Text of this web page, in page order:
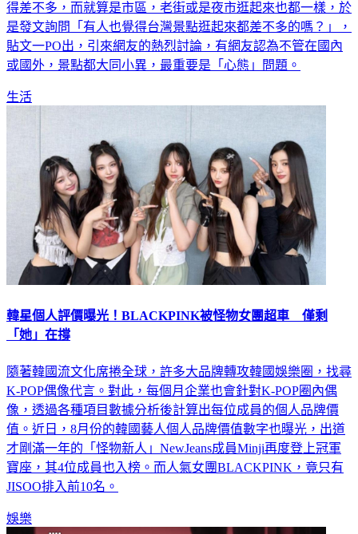
得差不多，而就算是市區，老街或是夜市逛起來也都一樣，於
是發文詢問「有人也覺得台灣景點逛起來都差不多的嗎？」，
貼文一PO出，引來網友的熱烈討論，有網友認為不管在國內
或國外，景點都大同小異，最重要是「心態」問題。
生活
韓星個人評價曝光！BLACKPINK被怪物女團超車 僅剩
「她」在撐
隨著韓國流文化席捲全球，許多大品牌轉攻韓國娛樂圈，找尋
K-POP偶像代言。對此，每個月企業也會針對K-POP圈內偶
像，透過各種項目數據分析後計算出每位成員的個人品牌價
值。近日，8月份的韓國藝人個人品牌價值數字也曝光，出道
才剛滿一年的「怪物新人」NewJeans成員Minji再度登上冠軍
寶座，其4位成員也入榜。而人氣女團BLACKPINK，竟只有
JISOO排入前10名。
娛樂